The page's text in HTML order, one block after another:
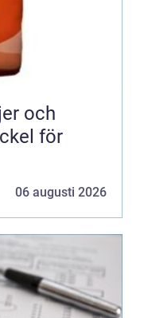
för
06 augusti 2026